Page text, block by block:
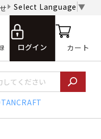
Select Language ▼
ログイン カート